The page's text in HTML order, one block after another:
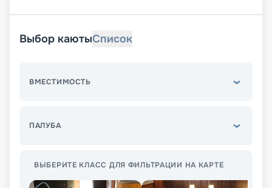
Выбор каютыСписок
ВМЕСТИМОСТЬ
ПАЛУБА
ВЫБЕРИТЕ КЛАСС ДЛЯ ФИЛЬТРАЦИИ НА КАРТЕ